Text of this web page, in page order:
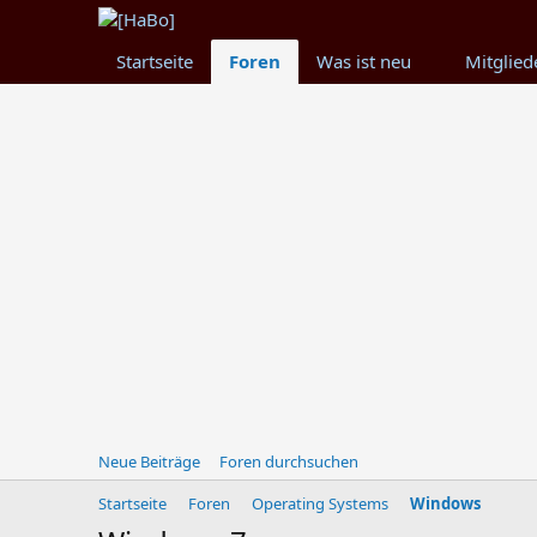
Startseite Foren Was ist neu
Neue Beiträge
Foren durchsuchen
Startseite
Foren Operating Systems Windows